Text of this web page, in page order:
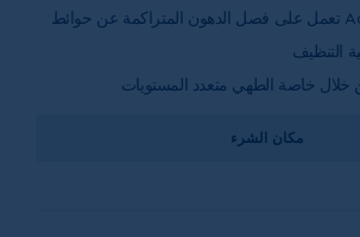
خاصية AquaClean تعمل على فصل الدهون المتراكمة عن حوائط
التنظيف
خلال خاصة الطهي متعدد المستويات
مكان الشرء